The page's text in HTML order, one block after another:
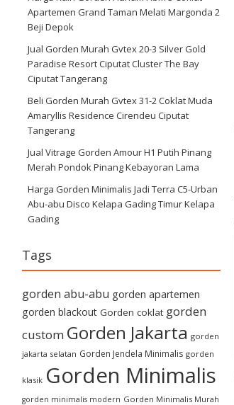
Apartemen Grand Taman Melati Margonda 2
Beji Depok
Jual Gorden Murah Gvtex 20-3 Silver Gold
Paradise Resort Ciputat Cluster The Bay
Ciputat Tangerang
Beli Gorden Murah Gvtex 31-2 Coklat Muda
Amaryllis Residence Cirendeu Ciputat
Tangerang
Jual Vitrage Gorden Amour H1 Putih Pinang
Merah Pondok Pinang Kebayoran Lama
Harga Gorden Minimalis Jadi Terra C5-Urban
Abu-abu Disco Kelapa Gading Timur Kelapa
Gading
Tags
gorden abu-abu gorden apartemen
gorden blackout Gorden coklat gorden
custom Gorden Jakarta gorden
jakarta selatan Gorden Jendela Minimalis gorden
klasik Gorden Minimalis
gorden minimalis modern Gorden Minimalis Murah